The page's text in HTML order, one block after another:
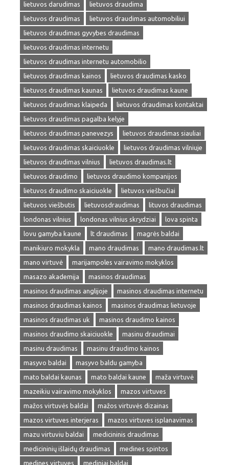
lietuvos darudimas
lietuvos draudima
lietuvos draudimas
lietuvos draudimas automobiliui
lietuvos draudimas gyvybes draudimas
lietuvos draudimas internetu
lietuvos draudimas internetu automobilio
lietuvos draudimas kainos
lietuvos draudimas kasko
lietuvos draudimas kaunas
lietuvos draudimas kaune
lietuvos draudimas klaipeda
lietuvos draudimas kontaktai
lietuvos draudimas pagalba kelyje
lietuvos draudimas panevezys
lietuvos draudimas siauliai
lietuvos draudimas skaiciuokle
lietuvos draudimas vilniuje
lietuvos draudimas vilnius
lietuvos draudimas.lt
lietuvos draudimo
lietuvos draudimo kompanijos
lietuvos draudimo skaiciuokle
lietuvos viešbučiai
lietuvos viešbutis
lietuvosdraudimas
lituvos draudimas
londonas vilnius
londonas vilnius skrydziai
lova spinta
lovu gamyba kaune
lt draudimas
magrės baldai
manikiuro mokykla
mano draudimas
mano draudimas.lt
mano virtuvė
marijampoles vairavimo mokyklos
masazo akademija
masinos draudimas
masinos draudimas anglijoje
masinos draudimas internetu
masinos draudimas kainos
masinos draudimas lietuvoje
masinos draudimas uk
masinos draudimo kainos
masinos draudimo skaiciuokle
masinu draudimai
masinu draudimas
masinu draudimo kainos
masyvo baldai
masyvo baldu gamyba
mato baldai kaunas
mato baldai kaune
maža virtuvė
mazeikiu vairavimo mokyklos
mazos virtuves
mažos virtuvės baldai
mažos virtuvės dizainas
mazos virtuves interjeras
mazos virtuves isplanavimas
mazu virtuviu baldai
medicininis draudimas
medicininių išlaidų draudimas
medines spintos
medines virtuves
mediniai baldai